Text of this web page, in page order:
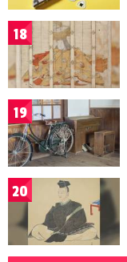
18
19
20